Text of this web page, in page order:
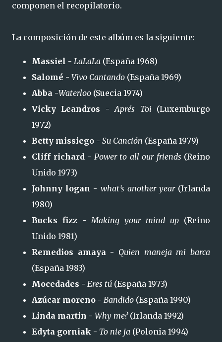
componen el recopilatorio.
La composición de este albúm es la siguiente:
Massiel - LaLaLa (España 1968)
Salomé - Vivo Cantando (España 1969)
Abba -Waterloo (Suecia 1974)
Vicky Leandros -Aprés Toi (Luxemburgo
1972)
Betty missiego - Su Canción (España 1979)
Cliff richard - Power to all our friends (Reino
Unido 1973)
Johnny logan - what’s another year (Irlanda
1980)
Bucks fizz -Making your mind up (Reino
Unido 1981)
Remedios amaya - Quien maneja mi barca
(España 1983)
Mocedades - Eres tú (España 1973)
Azúcar moreno - Bandido (España 1990)
Linda martin - Why me?(Irlanda 1992)
Edyta gorniak - To nie ja (Polonia 1994)